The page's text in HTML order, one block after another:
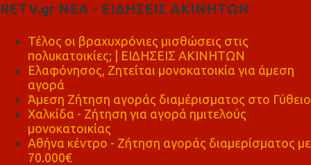
RETV.gr ΝΕΑ - ΕΙΔΗΣΕΙΣ ΑΚΙΝΗΤΩΝ
Τέλος οι βραχυχρόνιες μισθώσεις στις
πολυκατοικίες; | ΕΙΔΗΣΕΙΣ ΑΚΙΝΗΤΩΝ
Ελαφόνησος, Ζητείται μονοκατοικία για άμεση
αγορά
Άμεση Ζήτηση αγοράς διαμέρισματος στο Γύθειο
Χαλκίδα - Ζήτηση για αγορά ημιτελούς
μονοκατοικίας
Αθήνα κέντρο - Ζήτηση αγοράς διαμερίσματος με
70.000€